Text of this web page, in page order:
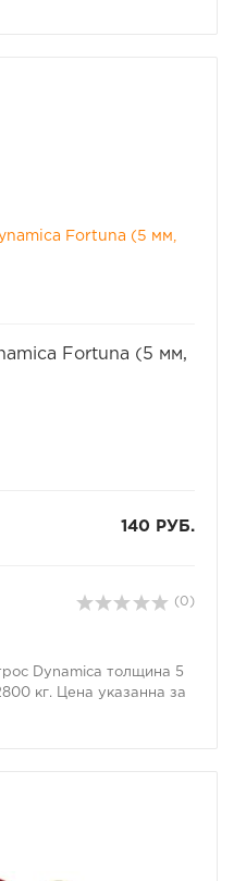
Fortuna (5 мм,
140 РУБ.
(0)
Dynamica толщина 5
кг. Цена указанна за